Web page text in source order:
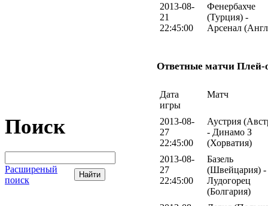
Поиск
Расширеный
поиск
2013-08-
21
22:45:00
Фенербахче
(Турция) -
Арсенал
Ответные матчи
Дата
игры
Матч
2013-08-
27
22:45:00
Аустрия
- Динамо З
(Хорватия)
2013-08-
27
22:45:00
Базель
(Швейцария) -
Лудогорец
(Болгария)